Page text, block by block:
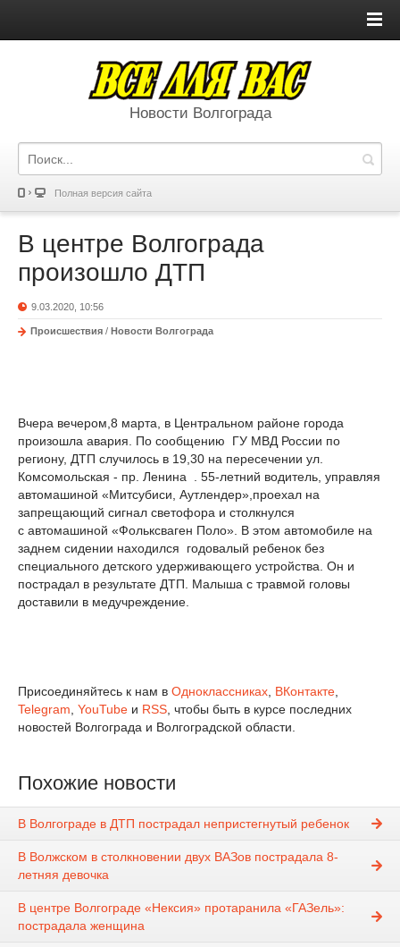
Новости Волгограда
Полная версия сайта
В центре Волгограда
произошло ДТП
9.03.2020, 10:56
Происшествия / Новости Волгограда
Вчера вечером,8 марта, в Центральном районе города
произошла авария. По сообщению ГУ МВД России по
региону, ДТП случилось в 19,30 на пересечении ул.
Комсомольская - пр. Ленина . 55-летний водитель, управляя
автомашиной «Митсубиси, Аутлендер»,проехал на
запрещающий сигнал светофора и столкнулся
с автомашиной «Фольксваген Поло». В этом автомобиле на
заднем сидении находился годовалый ребенок без
специального детского удерживающего устройства. Он и
пострадал в результате ДТП. Малыша с травмой головы
доставили в медучреждение.
Присоединяйтесь к нам в Одноклассниках ВКонтакте
Telegram YouTube и RSS , чтобы быть в курсе последних
новостей Волгограда и Волгоградской области.
Похожие новости
В Волгограде в ДТП пострадал непристегнутый ребенок
В Волжском в столкновении двух ВАЗов пострадала 8-
летняя девочка
В центре Волгограде «Нексия» протаранила «ГАЗель»:
пострадала женщина